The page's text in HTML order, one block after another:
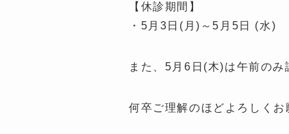
【休診期間】
・5月3日(月)～5月5日 (水)
また、5月6日(木)は午前のみ
何卒ご理解のほどよろしくお